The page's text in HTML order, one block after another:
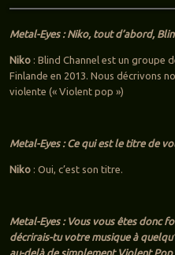
Metal-Eyes : Niko, tout d’abord,
Niko: Blind Channel est un groupe
Finlande en 2013. Nous décrivons
violente (« Violent pop »)
Metal-Eyes : Ce qui est le titre de
Niko: Oui, c’est son titre.
Metal-Eyes : Vous vous êtes donc
décrirais-tu votre musique à